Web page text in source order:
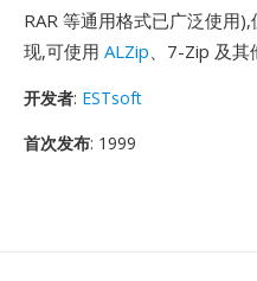
RAR 等通用格式已广泛使用
现,可使用 ALZip、7-Zip 及其
开发者: ESTsoft
首次发布: 1999